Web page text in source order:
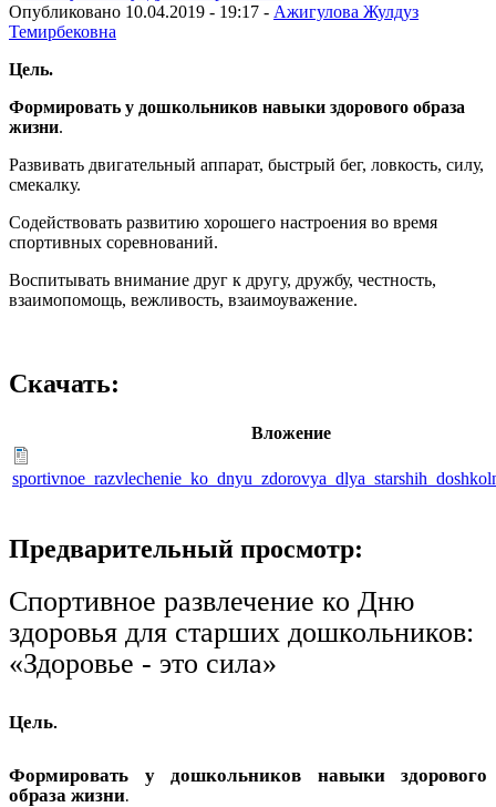
Опубликовано 10.04.2019 - 19:17 - Ажигулова Жулдуз
Темирбековна
Цель.
Формировать у дошкольников навыки здорового образа
жизни.
Развивать двигательный аппарат, быстрый бег, ловкость, силу,
смекалку.
Содействовать развитию хорошего настроения во время
спортивных соревнований.
Воспитывать внимание друг к другу, дружбу, честность,
взаимопомощь, вежливость, взаимоуважение.
Скачать:
Вложение
Предварительный просмотр:
Спортивное развлечение ко Дню
здоровья для старших дошкольников:
«Здоровье - это сила»
Цель.
Формировать у дошкольников навыки здорового
образа жизни.